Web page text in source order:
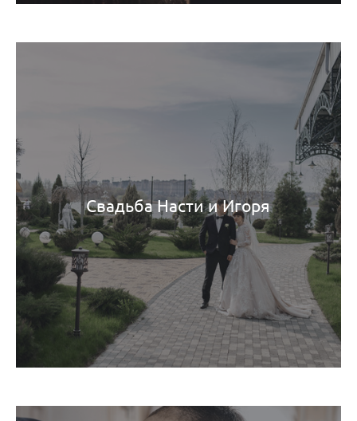
Свадьба Насти и Игоря